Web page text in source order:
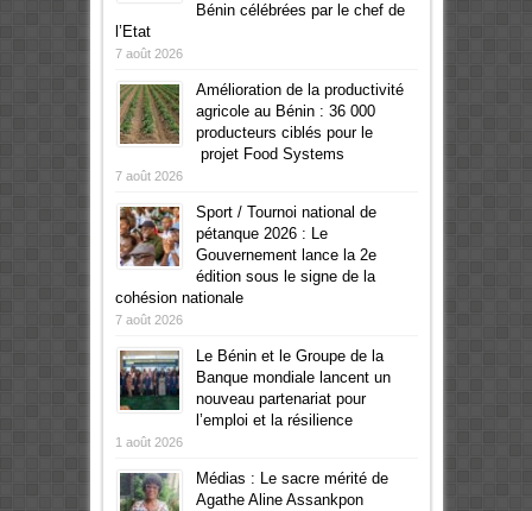
Bénin célébrées par le chef de
l’Etat
7 août 2026
Amélioration de la productivité
agricole au Bénin : 36 000
producteurs ciblés pour le
projet Food Systems
7 août 2026
Sport / Tournoi national de
pétanque 2026 : Le
Gouvernement lance la 2e
édition sous le signe de la
cohésion nationale
7 août 2026
Le Bénin et le Groupe de la
Banque mondiale lancent un
nouveau partenariat pour
l’emploi et la résilience
1 août 2026
Médias : Le sacre mérité de
Agathe Aline Assankpon